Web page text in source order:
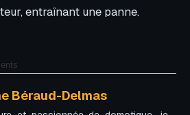
entraînant une panne.
Béraud-Delmas